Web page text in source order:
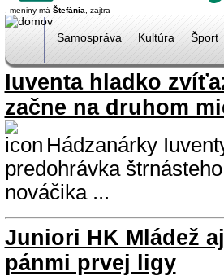
, meniny má Štefánia , zajtra
Samospráva Kultúra Šport
Iuventa hladko
začne na druhom
Hádzanárky
predohrávka
nováčika ...
Juniori HK Mládež
pánmi prvej ligy